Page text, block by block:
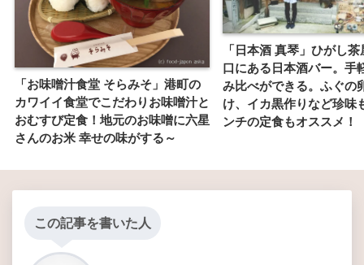
「お味噌汁食堂 そらみそ」港町の
カワイイ食堂でこだわりお味噌汁と
おむすび定食！地元のお味噌に六星
さんのお米 幸せの味がする～
「日本酒 真琴」ひがし
口にある日本酒バー。手
み比べができる。ふぐの
け、イカ黒作りなど珍味
ンチの定食もオススメ！
この記事を書いた人